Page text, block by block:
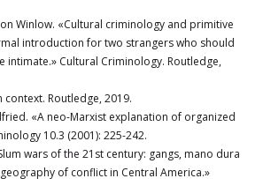
Winlow. «Cultural criminology and primitive
introduction for two strangers who should
intimate.» Cultural Criminology. Routledge,
context. Routledge, 2019.
«A neo-Marxist explanation of organized
10.3 (2001): 225-242.
wars of the 21st century: gangs, mano dura
of conflict in Central America.»